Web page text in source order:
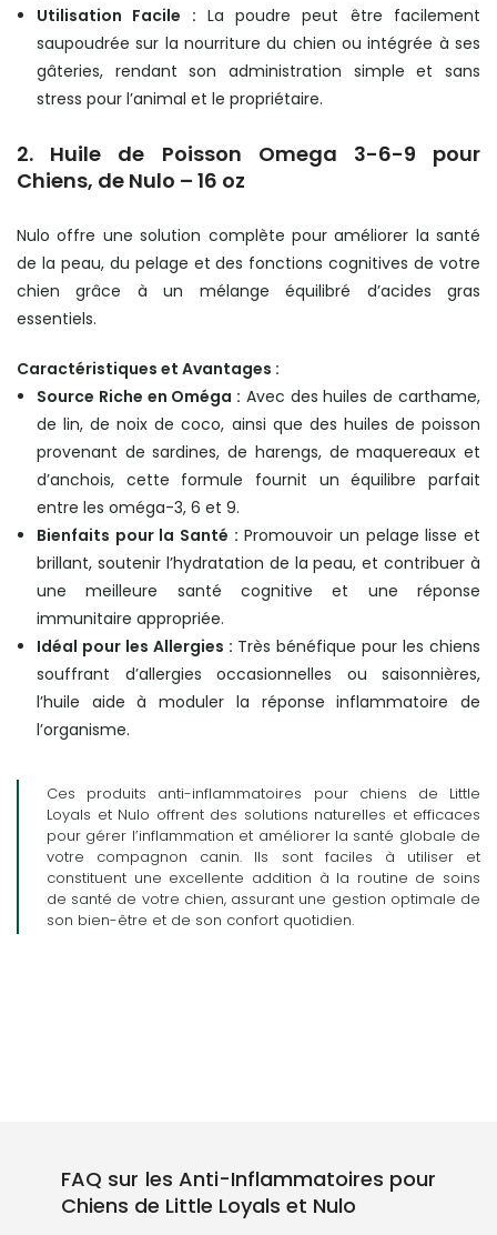
Utilisation Facile : La poudre peut être facilement
saupoudrée sur la nourriture du chien ou intégrée à ses
gâteries, rendant son administration simple et sans
stress pour l’animal et le propriétaire.
2. Huile de Poisson Omega 3-6-9 pour
Chiens, de Nulo – 16 oz
Nulo offre une solution complète pour améliorer la santé
de la peau, du pelage et des fonctions cognitives de votre
chien grâce à un mélange équilibré d’acides gras
essentiels.
Caractéristiques et Avantages :
Source Riche en Oméga : Avec des huiles de carthame,
de lin, de noix de coco, ainsi que des huiles de poisson
provenant de sardines, de harengs, de maquereaux et
d’anchois, cette formule fournit un équilibre parfait
entre les oméga-3, 6 et 9.
Bienfaits pour la Santé : Promouvoir un pelage lisse et
brillant, soutenir l’hydratation de la peau, et contribuer à
une meilleure santé cognitive et une réponse
immunitaire appropriée.
Idéal pour les Allergies : Très bénéfique pour les chiens
souffrant d’allergies occasionnelles ou saisonnières,
l’huile aide à moduler la réponse inflammatoire de
l’organisme.
Ces produits anti-inflammatoires pour chiens de Little
Loyals et Nulo offrent des solutions naturelles et efficaces
pour gérer l’inflammation et améliorer la santé globale de
votre compagnon canin. Ils sont faciles à utiliser et
constituent une excellente addition à la routine de soins
de santé de votre chien, assurant une gestion optimale de
son bien-être et de son confort quotidien.
FAQ sur les Anti-Inflammatoires pour
Chiens de Little Loyals et Nulo